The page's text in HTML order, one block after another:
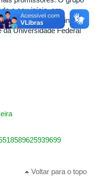
o seu início, em
envolvidos, refletindo o
da Universidade Federal
Voltar para o topo